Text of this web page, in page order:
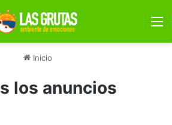
Inicio
los anuncios